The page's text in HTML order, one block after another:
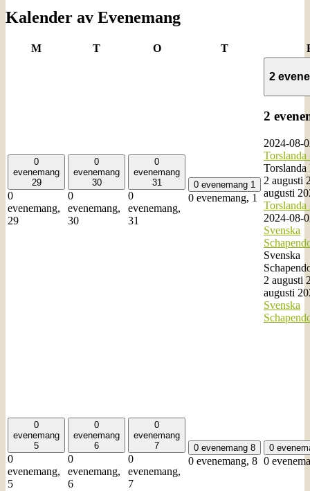
Kalender av Evenemang
Mmåndag Ttisdag Oonsdag Ttorsdag
0
evenemang
29
0
evenemang,
29
0
evenemang
30
0
evenemang,
30
0
evenemang
31
0
evenemang,
31
0 evenemang 1
0 evenemang, 1
2
2
2024-08-
2 augusti
augusti
2024-08-
Svenska
Svenska
2 augusti
augusti
Svenska
0
evenemang
5
0
evenemang,
5
0
evenemang
6
0
evenemang,
6
0
evenemang
7
0
evenemang,
7
0 evenemang 8
0 evenemang, 8
0
0